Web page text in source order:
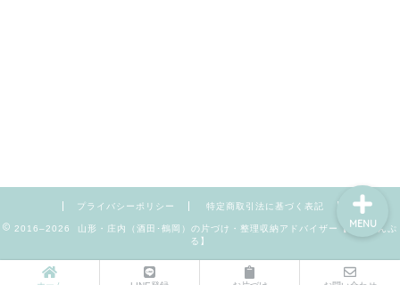
プライバシーポリシー 特定商取引法に基づく表記
2016–2026 山形・庄内（酒田･鶴岡）の片づけ・整理収納アドバイザー【暮らしんぷ
る】
MENU